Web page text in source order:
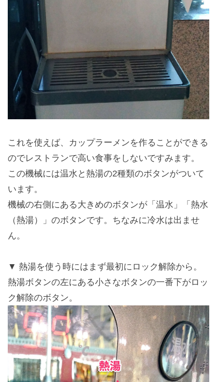
これを使えば、カップラーメンを作ることができる
のでレストランで高い食事をしないですみます。
この機械には温水と熱湯の2種類のボタンがついて
います。
機械の右側にある大きめのボタンが「温水」「熱水
（熱湯）」のボタンです。ちなみに冷水は出ませ
ん。
熱湯を使う時にはまず最初にロック解除から。
熱湯ボタンの左にある小さなボタンの一番下がロッ
ク解除のボタン。